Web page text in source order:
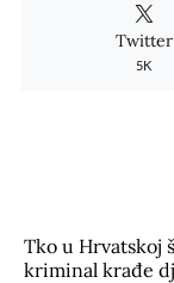
Twitter
5K
Tko u Hrvatskoj
kriminal krađe